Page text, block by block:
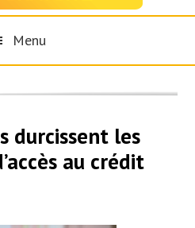
Menu
durcissent les
au crédit